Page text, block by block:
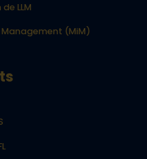
LLM
(MiM)